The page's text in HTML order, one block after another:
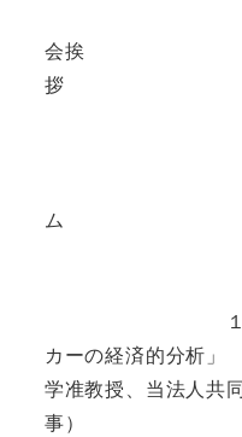
会挨
シン
１ 「プラ
カーの経済的分析
学准教授、当法人共
事）